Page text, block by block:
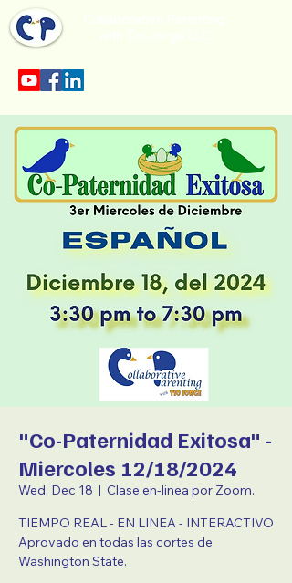
"Co-Paternidad Exitosa" -
Miercoles 12/18/2024
Wed, Dec 18
  |
Clase en-linea por Zoom.
TIEMPO REAL - EN LINEA - INTERACTIVO
Aprovado en todas las cortes de
Washington State.